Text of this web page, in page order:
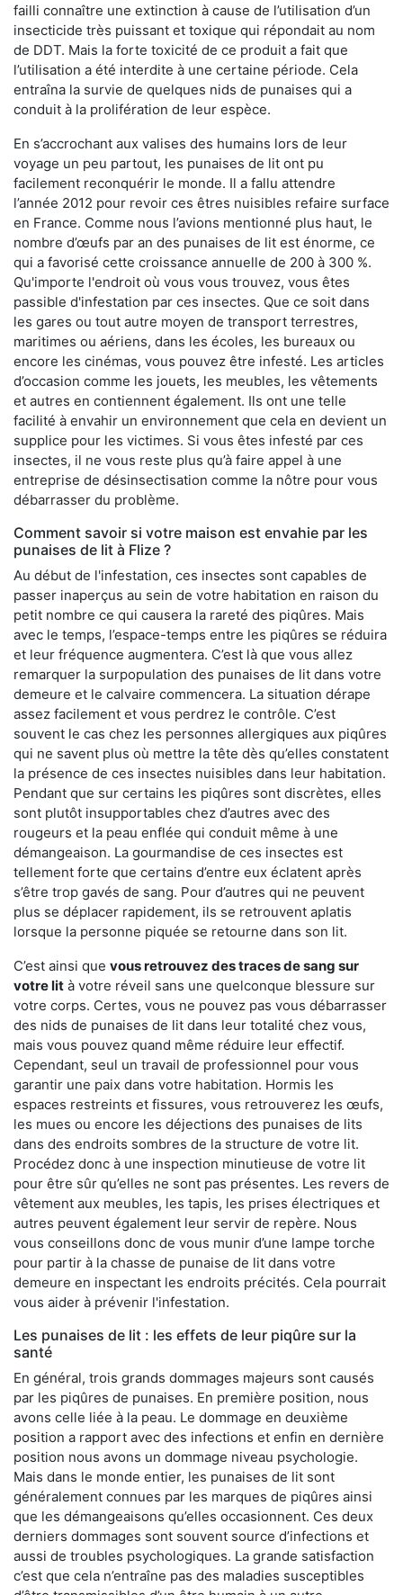
failli connaître une extinction à cause de l’utilisation d’un
insecticide très puissant et toxique qui répondait au nom
de DDT. Mais la forte toxicité de ce produit a fait que
l’utilisation a été interdite à une certaine période. Cela
entraîna la survie de quelques nids de punaises qui a
conduit à la prolifération de leur espèce.
En s’accrochant aux valises des humains lors de leur
voyage un peu partout, les punaises de lit ont pu
facilement reconquérir le monde. Il a fallu attendre
l’année 2012 pour revoir ces êtres nuisibles refaire surface
en France. Comme nous l’avions mentionné plus haut, le
nombre d’œufs par an des punaises de lit est énorme, ce
qui a favorisé cette croissance annuelle de 200 à 300 %.
Qu'importe l'endroit où vous vous trouvez, vous êtes
passible d'infestation par ces insectes. Que ce soit dans
les gares ou tout autre moyen de transport terrestres,
maritimes ou aériens, dans les écoles, les bureaux ou
encore les cinémas, vous pouvez être infesté. Les articles
d’occasion comme les jouets, les meubles, les vêtements
et autres en contiennent également. Ils ont une telle
facilité à envahir un environnement que cela en devient un
supplice pour les victimes. Si vous êtes infesté par ces
insectes, il ne vous reste plus qu’à faire appel à une
entreprise de désinsectisation comme la nôtre pour vous
débarrasser du problème.
Comment savoir si votre maison est envahie par les
punaises de lit à Flize ?
Au début de l'infestation, ces insectes sont capables de
passer inaperçus au sein de votre habitation en raison du
petit nombre ce qui causera la rareté des piqûres. Mais
avec le temps, l’espace-temps entre les piqûres se réduira
et leur fréquence augmentera. C’est là que vous allez
remarquer la surpopulation des punaises de lit dans votre
demeure et le calvaire commencera. La situation dérape
assez facilement et vous perdrez le contrôle. C’est
souvent le cas chez les personnes allergiques aux piqûres
qui ne savent plus où mettre la tête dès qu’elles constatent
la présence de ces insectes nuisibles dans leur habitation.
Pendant que sur certains les piqûres sont discrètes, elles
sont plutôt insupportables chez d’autres avec des
rougeurs et la peau enflée qui conduit même à une
démangeaison. La gourmandise de ces insectes est
tellement forte que certains d’entre eux éclatent après
s’être trop gavés de sang. Pour d’autres qui ne peuvent
plus se déplacer rapidement, ils se retrouvent aplatis
lorsque la personne piquée se retourne dans son lit.
C’est ainsi que vous retrouvez des traces de sang sur
votre lit à votre réveil sans une quelconque blessure sur
votre corps. Certes, vous ne pouvez pas vous débarrasser
des nids de punaises de lit dans leur totalité chez vous,
mais vous pouvez quand même réduire leur effectif.
Cependant, seul un travail de professionnel pour vous
garantir une paix dans votre habitation. Hormis les
espaces restreints et fissures, vous retrouverez les œufs,
les mues ou encore les déjections des punaises de lits
dans des endroits sombres de la structure de votre lit.
Procédez donc à une inspection minutieuse de votre lit
pour être sûr qu’elles ne sont pas présentes. Les revers de
vêtement aux meubles, les tapis, les prises électriques et
autres peuvent également leur servir de repère. Nous
vous conseillons donc de vous munir d’une lampe torche
pour partir à la chasse de punaise de lit dans votre
demeure en inspectant les endroits précités. Cela pourrait
vous aider à prévenir l'infestation.
Les punaises de lit : les effets de leur piqûre sur la
santé
En général, trois grands dommages majeurs sont causés
par les piqûres de punaises. En première position, nous
avons celle liée à la peau. Le dommage en deuxième
position a rapport avec des infections et enfin en dernière
position nous avons un dommage niveau psychologie.
Mais dans le monde entier, les punaises de lit sont
généralement connues par les marques de piqûres ainsi
que les démangeaisons qu’elles occasionnent. Ces deux
derniers dommages sont souvent source d’infections et
aussi de troubles psychologiques. La grande satisfaction
c’est que cela n’entraîne pas des maladies susceptibles